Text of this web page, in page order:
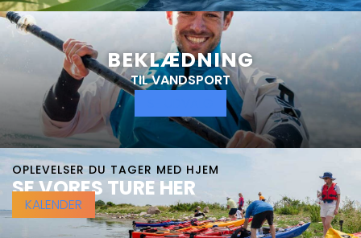
BEKLÆDNING
TIL VANDSPORT
OPLEVELSER DU TAGER MED HJEM
SE VORES TURE HER
KALENDER